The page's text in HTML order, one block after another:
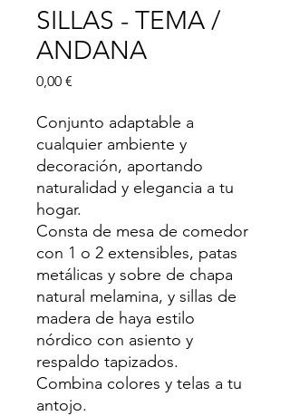
SILLAS - TEMA /
ANDANA
0,00 €
Conjunto adaptable a
cualquier ambiente y
decoración, aportando
naturalidad y elegancia a tu
hogar.
Consta de mesa de comedor
con 1 o 2 extensibles, patas
metálicas y sobre de chapa
natural melamina, y sillas de
madera de haya estilo
nórdico con asiento y
respaldo tapizados.
Combina colores y telas a tu
antojo.